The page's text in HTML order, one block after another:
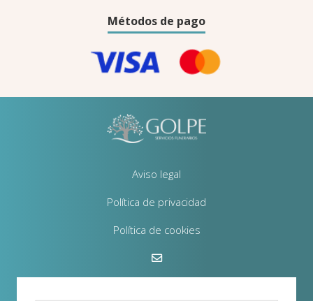
Métodos de pago
Aviso legal
Política de privacidad
Política de cookies